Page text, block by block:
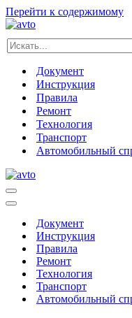
Перейти к содержимому
Искать...
Документ
Инструкция
Правила
Ремонт
Технология
Транспорт
Автомобильный
Меню
навигации
Меню
навигацииДокумент
Инструкция
Правила
Ремонт
Технология
Транспорт
Автомобильный